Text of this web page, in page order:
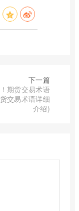
下一篇
期货交易术语
交易术语详细
介绍)